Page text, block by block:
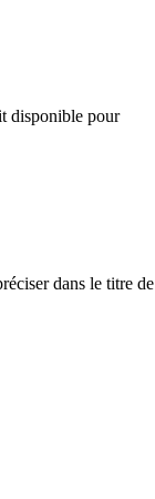
disponible pour
dans le titre de